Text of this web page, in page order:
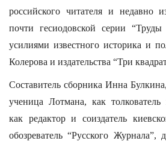
российского читателя и недавно
почти гесиодовской серии
усилиями известного историка и
Колерова и издательства “Три
Составитель сборника Инна
ученица Лотмана, как толкователь
как редактор и соиздатель
обозреватель “Русского